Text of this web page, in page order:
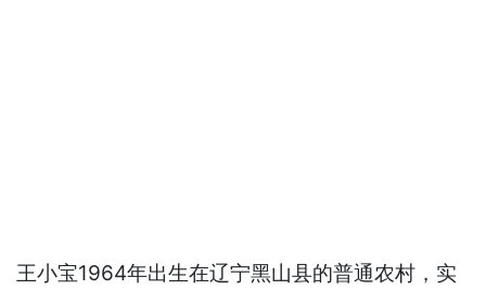
王小宝1964年出生在辽宁黑山县的普通农村，实